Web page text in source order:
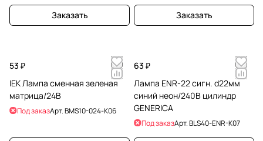
Заказать Заказать
53 ₽
IEK Лампа сменная зеленая
матрица/24В
Под заказАрт.BMS10-024-K06
63 ₽
Лампа ENR-22 сигн. d22мм
синий неон/240В цилиндр
GENERICA
Под заказАрт.BLS40-ENR-K07